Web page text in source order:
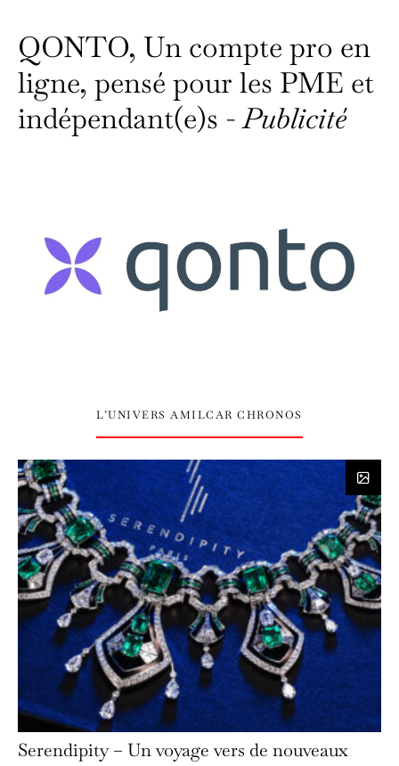
QONTO, Un compte pro en
ligne, pensé pour les PME et
indépendant(e)s -Publicité
L’UNIVERS AMILCAR CHRONOS
Serendipity – Un voyage vers de nouveaux